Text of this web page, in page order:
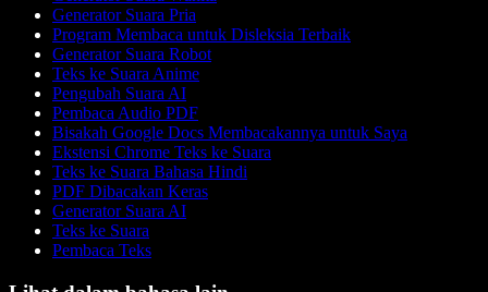
Generator Suara Pria
Program Membaca untuk Disleksia Terbaik
Generator Suara Robot
Teks ke Suara Anime
Pengubah Suara AI
Pembaca Audio PDF
Bisakah Google Docs Membacakannya untuk Saya
Ekstensi Chrome Teks ke Suara
Teks ke Suara Bahasa Hindi
PDF Dibacakan Keras
Generator Suara AI
Teks ke Suara
Pembaca Teks